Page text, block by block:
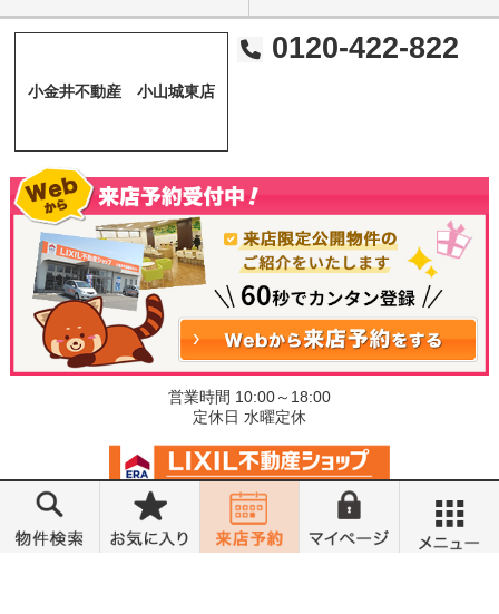
小金井不動産 小山城東店
0120-422-822
営業時間 10:00～18:00
定休日 水曜定休
©小金井不動産売買部 小山城東店